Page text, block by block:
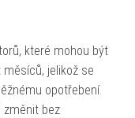
které mohou být
jelikož se
opotřebení.
změnit bez